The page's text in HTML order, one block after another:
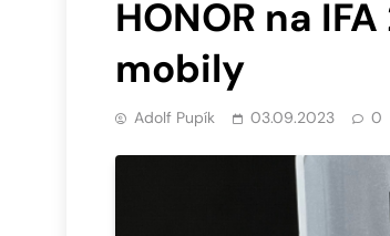
HONOR na
mobily
Adolf Pupík 03.09.2023 0